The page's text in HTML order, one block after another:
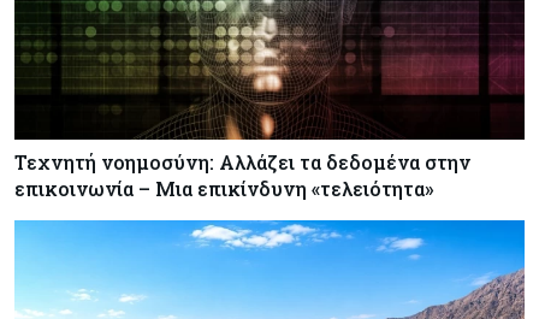
Τεχνητή νοημοσύνη: Αλλάζει τα δεδομένα στην
επικοινωνία – Μια επικίνδυνη «τελειότητα»